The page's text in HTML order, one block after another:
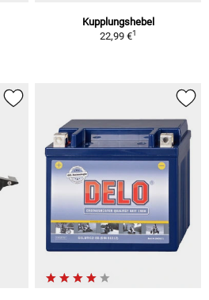
Kupplungshebel
22,99 €1